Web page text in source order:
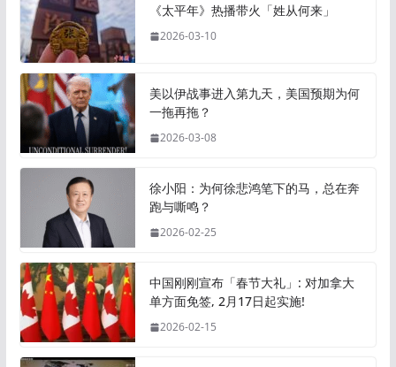
《太平年》热播带火「姓从何来」
2026-03-10
美以伊战事进入第九天，美国预期为何
一拖再拖？
2026-03-08
徐小阳：为何徐悲鸿笔下的马，总在奔
跑与嘶鸣？
2026-02-25
中国刚刚宣布「春节大礼」: 对加拿大
单方面免签, 2月17日起实施!
2026-02-15